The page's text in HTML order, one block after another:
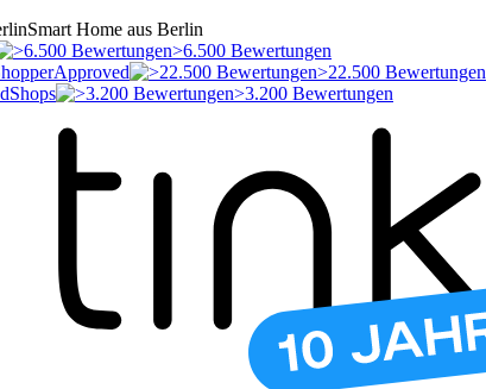
Smart Home aus Berlin
>6.500 Bewertungen
>22.500 Bewertungen
>3.200 Bewertungen